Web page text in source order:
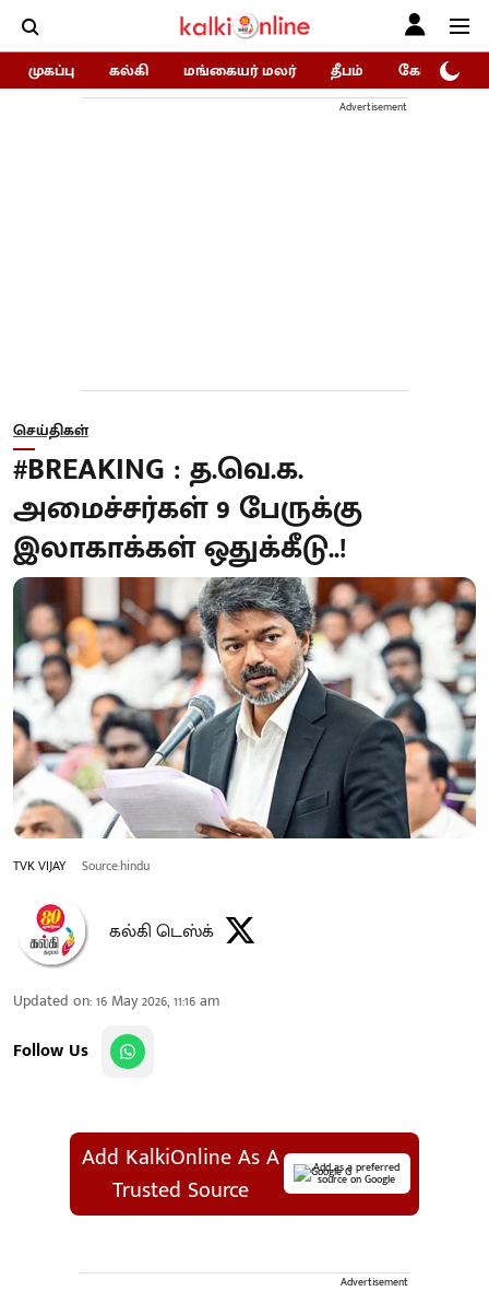
முகப்பு கல்கி மங்கையர் மலர் தீபம் கோகுலம்/
Advertisement
செய்திகள்
#BREAKING : த.வெ.க.
அமைச்சர்கள் 9 பேருக்கு
இலாகாக்கள் ஒதுக்கீடு..!
TVK VIJAY Source:hindu
கல்கி டெஸ்க்
Updated on:16 May 2026, 11:16 am
Follow Us
Add KalkiOnline As A
Trusted Source
Add as a preferred
source on Google
Advertisement